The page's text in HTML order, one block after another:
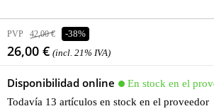
PVP 42,00 € -38%
26,00 € (incl. 21% IVA)
Disponibilidad online
En stock en el
Todavía 13 artículos en stock en el proveedor